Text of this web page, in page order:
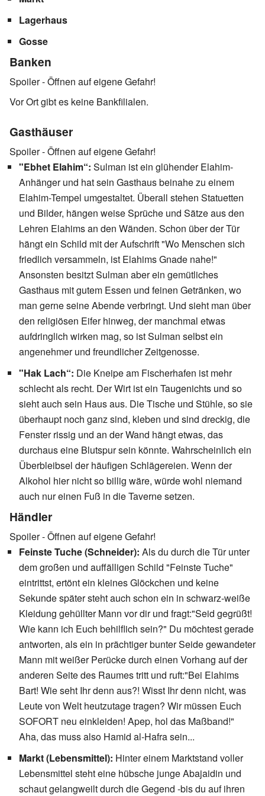
Lagerhaus
Gosse
Banken
Spoiler - Öffnen auf eigene Gefahr!
Vor Ort gibt es keine Bankfilialen.
Gasthäuser
Spoiler - Öffnen auf eigene Gefahr!
"Ebhet Elahim“: Sulman ist ein glühender Elahim-
Anhänger und hat sein Gasthaus beinahe zu einem
Elahim-Tempel umgestaltet. Überall stehen Statuetten
und Bilder, hängen weise Sprüche und Sätze aus den
Lehren Elahims an den Wänden. Schon über der Tür
hängt ein Schild mit der Aufschrift "Wo Menschen sich
friedlich versammeln, ist Elahims Gnade nahe!"
Ansonsten besitzt Sulman aber ein gemütliches
Gasthaus mit gutem Essen und feinen Getränken, wo
man gerne seine Abende verbringt. Und sieht man über
den religiösen Eifer hinweg, der manchmal etwas
aufdringlich wirken mag, so ist Sulman selbst ein
angenehmer und freundlicher Zeitgenosse.
"Hak Lach“: Die Kneipe am Fischerhafen ist mehr
schlecht als recht. Der Wirt ist ein Taugenichts und so
sieht auch sein Haus aus. Die Tische und Stühle, so sie
überhaupt noch ganz sind, kleben und sind dreckig, die
Fenster rissig und an der Wand hängt etwas, das
durchaus eine Blutspur sein könnte. Wahrscheinlich ein
Überbleibsel der häufigen Schlägereien. Wenn der
Alkohol hier nicht so billig wäre, würde wohl niemand
auch nur einen Fuß in die Taverne setzen.
Händler
Spoiler - Öffnen auf eigene Gefahr!
Feinste Tuche (Schneider): Als du durch die Tür unter
dem großen und auffälligen Schild "Feinste Tuche"
eintrittst, ertönt ein kleines Glöckchen und keine
Sekunde später steht auch schon ein in schwarz-weiße
Kleidung gehüllter Mann vor dir und fragt:"Seid gegrüßt!
Wie kann ich Euch behilflich sein?" Du möchtest gerade
antworten, als ein in prächtiger bunter Seide gewandeter
Mann mit weißer Perücke durch einen Vorhang auf der
anderen Seite des Raumes tritt und ruft:"Bei Elahims
Bart! Wie seht Ihr denn aus?! Wisst Ihr denn nicht, was
Leute von Welt heutzutage tragen? Wir müssen Euch
SOFORT neu einkleiden! Apep, hol das Maßband!"
Aha, das muss also Hamid al-Hafra sein...
Markt (Lebensmittel): Hinter einem Marktstand voller
Lebensmittel steht eine hübsche junge Abajaidin und
schaut gelangweilt durch die Gegend -bis du auf ihren